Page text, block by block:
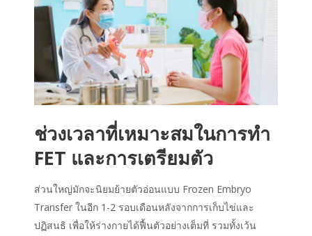
ช่วงเวลาที่เหมาะสมในการทำ
FET และการเตรียมตัว
ส่วนใหญ่มักจะนิยมย้ายตัวอ่อนแบบ Frozen Embryo
Transfer ในอีก 1-2 รอบเดือนหลังจากการเก็บไข่และ
ปฏิสนธิ เพื่อให้ร่างกายได้ฟื้นตัวอย่างเต็มที่ รวมทั้งเว้น